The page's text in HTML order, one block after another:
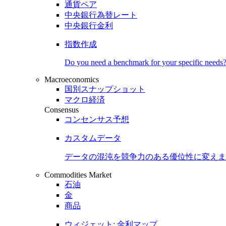
通貨ペア
中央銀行為替レート
中央銀行金利
指数作成
Do you need a benchmark for your specific needs?
Macroeconomics
国別スナップショット
マクロ経済
Consensus
コンセンサス予想
カスタムデータ
データの混沌を競争力のある優位性に変え
Commodities Market
石油
金
商品
ウィジェット: 金利マップ